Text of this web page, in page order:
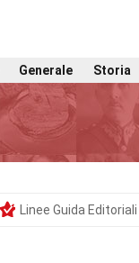
Generale Storia
Linee Guida Editoriali